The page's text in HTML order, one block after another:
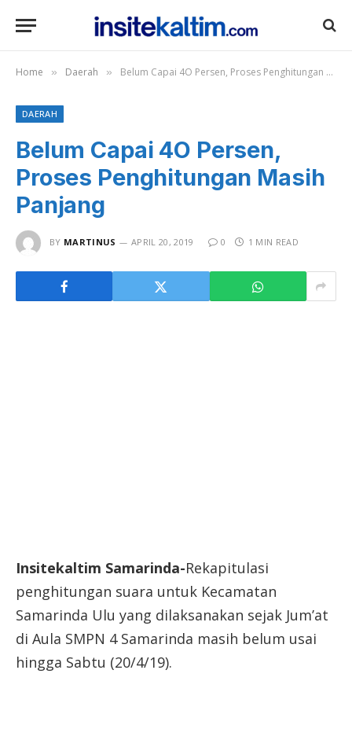
Home » Daerah » Belum Capai 4O Persen, Proses Penghitungan Masih Panjang
DAERAH
Belum Capai 4O Persen,
Proses Penghitungan Masih
Panjang
BY MARTINUS APRIL 20, 2019 0 1 MIN READ
Insitekaltim Samarinda-Rekapitulasi
penghitungan suara untuk Kecamatan
Samarinda Ulu yang dilaksanakan sejak Jum’at
di Aula SMPN 4 Samarinda masih belum usai
hingga Sabtu (20/4/19).